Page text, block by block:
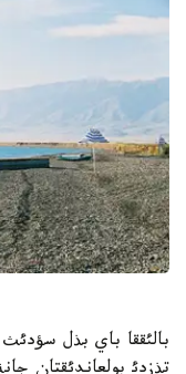
بالئققا باي بذل